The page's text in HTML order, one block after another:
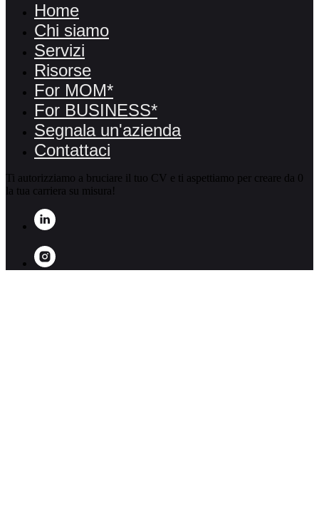
Home
Chi siamo
Servizi
Risorse
For MOM*
For BUSINESS*
Segnala un'azienda
Contattaci
Ti autorizziamo a bruciare il tuo CV e ti aspettiamo per creare da 0
la tua carriera su misura!